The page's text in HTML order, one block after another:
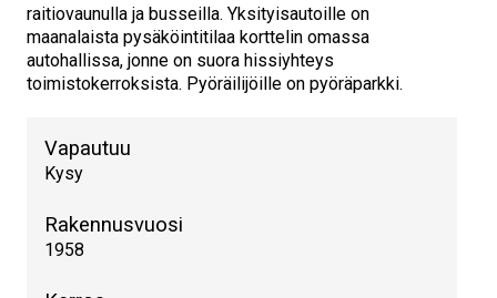
raitiovaunulla ja busseilla. Yksityisautoille on
maanalaista pysäköintitilaa korttelin omassa
autohallissa, jonne on suora hissiyhteys
toimistokerroksista. Pyöräilijöille on pyöräparkki.
Vapautuu
Kysy
Rakennusvuosi
1958